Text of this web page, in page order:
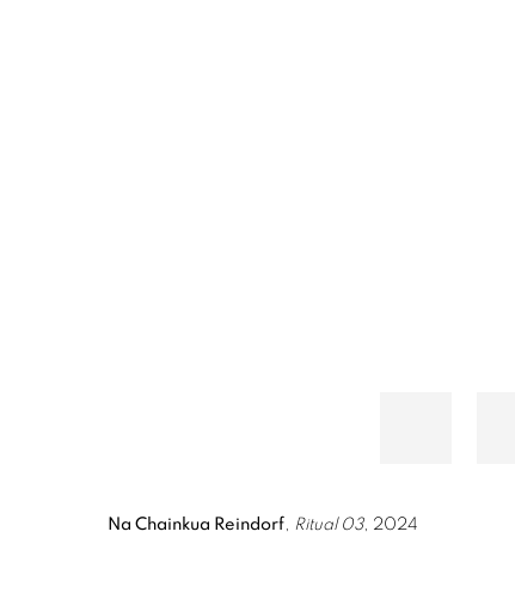
Na Chainkua Reindorf Ritual 03, 2024